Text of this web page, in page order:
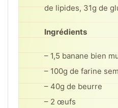
de lipides, 31g de
Ingrédients
– 1,5 banane bien
– 100g de farine
– 40g de beurre
– 2 œufs